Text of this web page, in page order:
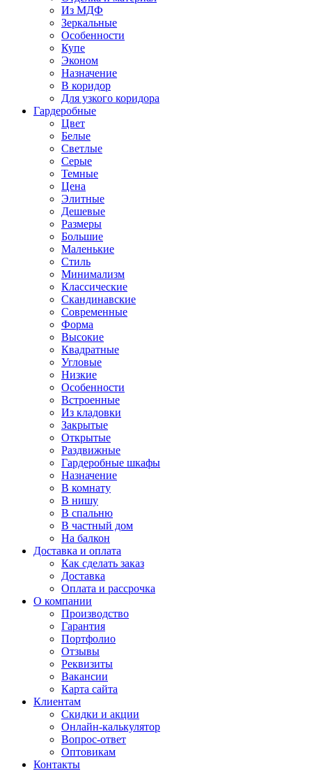
Из МДФ
Зеркальные
Особенности
Купе
Эконом
Назначение
В коридор
Для узкого коридора
Гардеробные
Цвет
Белые
Светлые
Серые
Темные
Цена
Элитные
Дешевые
Размеры
Большие
Маленькие
Стиль
Минимализм
Классические
Скандинавские
Современные
Форма
Высокие
Квадратные
Угловые
Низкие
Особенности
Встроенные
Из кладовки
Закрытые
Открытые
Раздвижные
Гардеробные шкафы
Назначение
В комнату
В нишу
В спальню
В частный дом
На балкон
Доставка и оплата
Как сделать заказ
Доставка
Оплата и рассрочка
О компании
Производство
Гарантия
Портфолио
Отзывы
Реквизиты
Вакансии
Карта сайта
Клиентам
Скидки и акции
Онлайн-калькулятор
Вопрос-ответ
Оптовикам
Контакты